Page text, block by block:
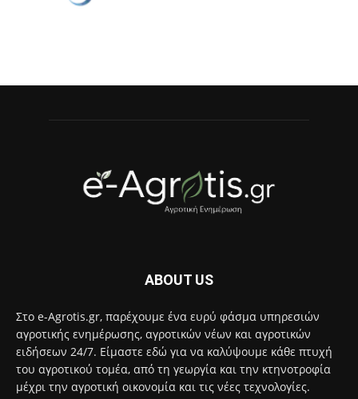
ABOUT US
Στο e-Agrotis.gr, παρέχουμε ένα ευρύ φάσμα υπηρεσιών
αγροτικής ενημέρωσης, αγροτικών νέων και αγροτικών
ειδήσεων 24/7. Είμαστε εδώ για να καλύψουμε κάθε πτυχή
του αγροτικού τομέα, από τη γεωργία και την κτηνοτροφία
μέχρι την αγροτική οικονομία και τις νέες τεχνολογίες.